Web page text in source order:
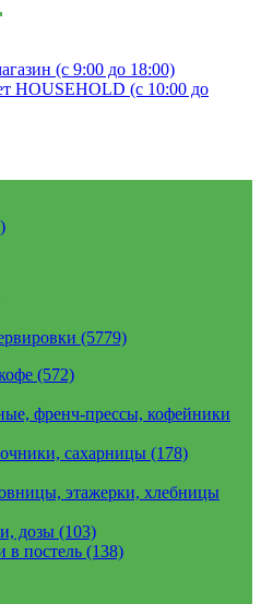
(с 9:00 до 18:00)
HOUSEHOLD (с 10:00 до
(5779)
(572)
френч-прессы, кофейники
сахарницы (178)
этажерки, хлебницы
дозы (103)
в постель (138)